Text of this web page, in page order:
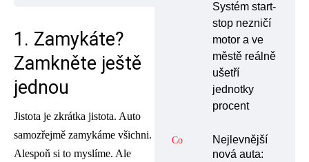
1. Zamykáte?
Zamkněte ještě
jednou
Jistota je zkrátka jistota. Auto
samozřejmě zamykáme všichni.
Alespoň si to myslíme. Ale
Systém start-
stop nezničí
motor a ve
městě reálně
ušetří
jednotky
procent
Nejlevnější
nová auta: